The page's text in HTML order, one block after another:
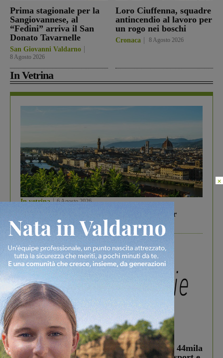
Prima stagionale per la
Sangiovannese, al
“Fedini” arriva il San
Donato Tavarnelle
San Giovanni Valdarno
8 Agosto 2026
Loro Ciuffenna, squadre
antincendio al lavoro per
un rogo nei boschi
Cronaca 8 Agosto 2026
In Vetrina
In vetrina 6 Agosto 2026
Gita di famiglia a Firenze: 5 idee per far
divertire i tuoi figli
In vetrina 3 Agosto 2026
Estra Notizie agosto: Smart Cities, oltre 44mila
×